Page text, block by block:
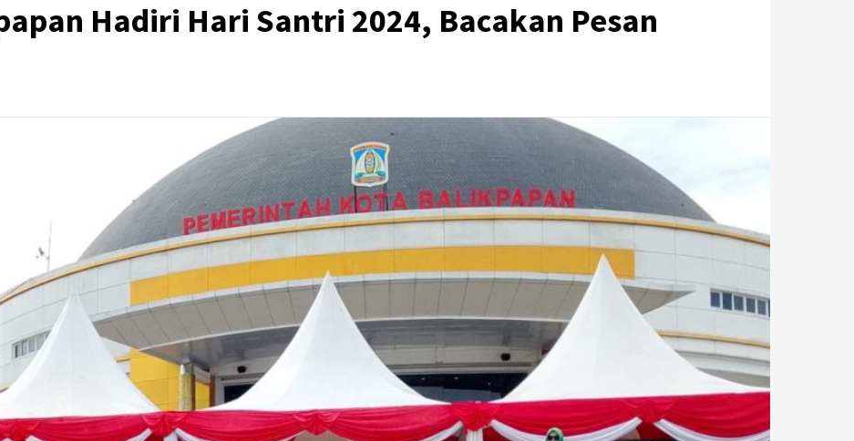
Hadiri Hari Santri 2024, Bacakan Pesan